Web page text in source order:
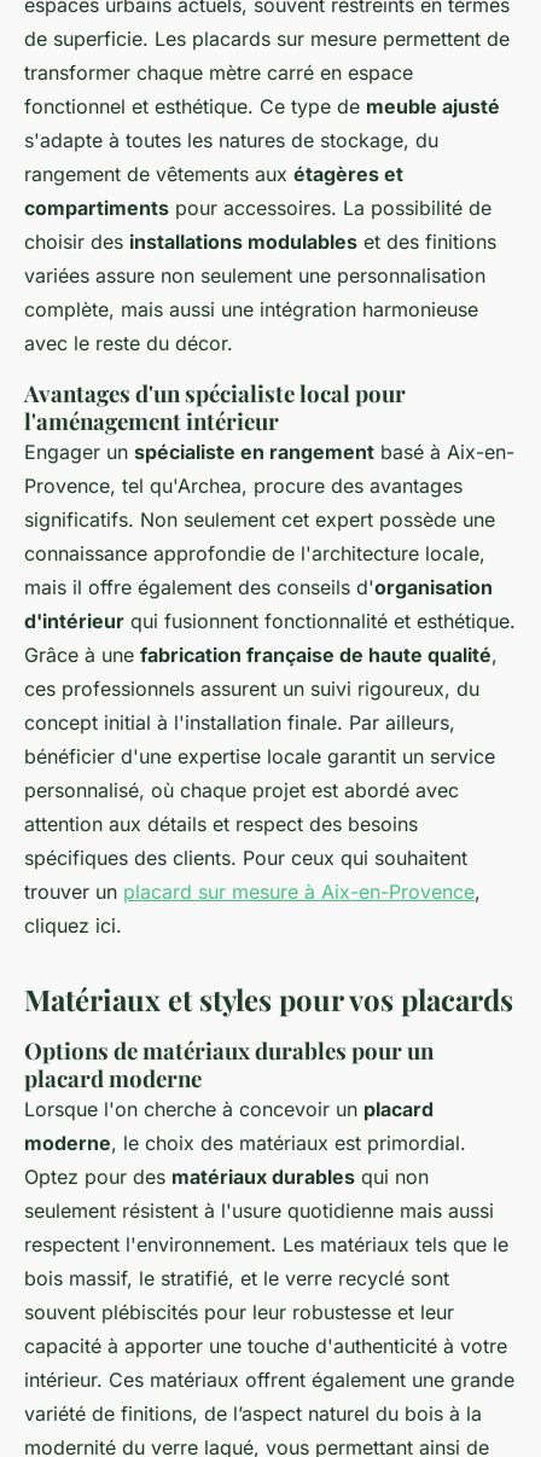
espaces urbains actuels, souvent restreints en termes
de superficie. Les placards sur mesure permettent de
transformer chaque mètre carré en espace
fonctionnel et esthétique. Ce type de meuble ajusté
s'adapte à toutes les natures de stockage, du
rangement de vêtements aux étagères et
compartiments pour accessoires. La possibilité de
choisir des installations modulables et des finitions
variées assure non seulement une personnalisation
complète, mais aussi une intégration harmonieuse
avec le reste du décor.
Avantages d'un spécialiste local pour
l'aménagement intérieur
Engager un spécialiste en rangement basé à Aix-en-
Provence, tel qu'Archea, procure des avantages
significatifs. Non seulement cet expert possède une
connaissance approfondie de l'architecture locale,
mais il offre également des conseils d'organisation
d'intérieur qui fusionnent fonctionnalité et esthétique.
Grâce à une fabrication française de haute qualité,
ces professionnels assurent un suivi rigoureux, du
concept initial à l'installation finale. Par ailleurs,
bénéficier d'une expertise locale garantit un service
personnalisé, où chaque projet est abordé avec
attention aux détails et respect des besoins
spécifiques des clients. Pour ceux qui souhaitent
trouver un placard sur mesure à Aix-en-Provence,
cliquez ici.
Matériaux et styles pour vos placards
Options de matériaux durables pour un
placard moderne
Lorsque l'on cherche à concevoir un placard
moderne, le choix des matériaux est primordial.
Optez pour des matériaux durables qui non
seulement résistent à l'usure quotidienne mais aussi
respectent l'environnement. Les matériaux tels que le
bois massif, le stratifié, et le verre recyclé sont
souvent plébiscités pour leur robustesse et leur
capacité à apporter une touche d'authenticité à votre
intérieur. Ces matériaux offrent également une grande
variété de finitions, de l’aspect naturel du bois à la
modernité du verre laqué, vous permettant ainsi de